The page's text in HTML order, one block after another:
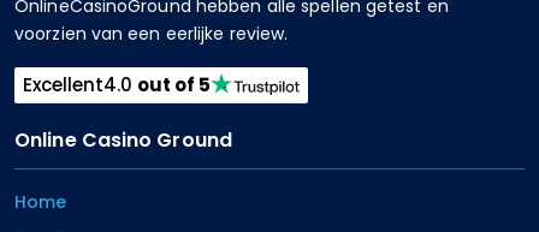
OnlineCasinoGround hebben alle spellen getest en
voorzien van een eerlijke review.
Excellent4.0 out of 5
Online Casino Ground
Home